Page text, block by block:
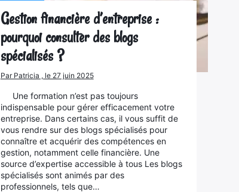
Gestion financière d’entreprise :
pourquoi consulter des blogs
spécialisés ?
Par Patricia , le 27 juin 2025
Une formation n’est pas toujours
indispensable pour gérer efficacement votre
entreprise. Dans certains cas, il vous suffit de
vous rendre sur des blogs spécialisés pour
connaître et acquérir des compétences en
gestion, notamment celle financière. Une
source d’expertise accessible à tous Les blogs
spécialisés sont animés par des
professionnels, tels que…